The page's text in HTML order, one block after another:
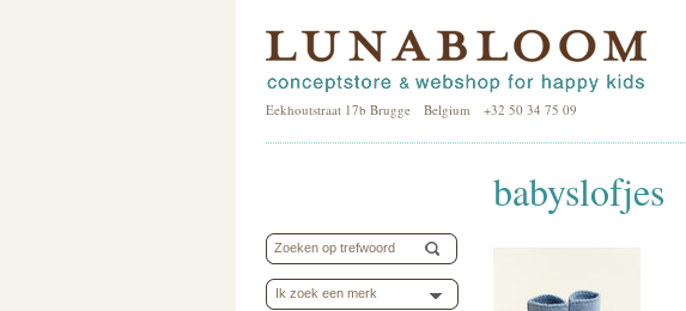
Eekhoutstraat 17b Brugge Belgium +32 50 34 75 09
Ik zoek een merk
babyslofjes